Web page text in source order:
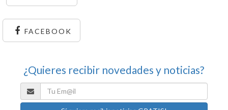
FACEBOOK
¿Quieres recibir novedades y noticias?